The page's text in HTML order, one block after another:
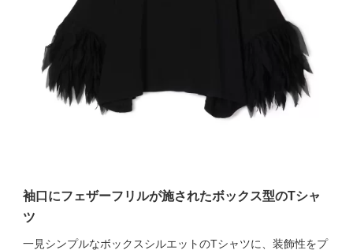
袖口にフェザーフリルが施されたボックス型のTシャ
ツ
一見シンプルなボックスシルエットのTシャツに、装飾性をプ